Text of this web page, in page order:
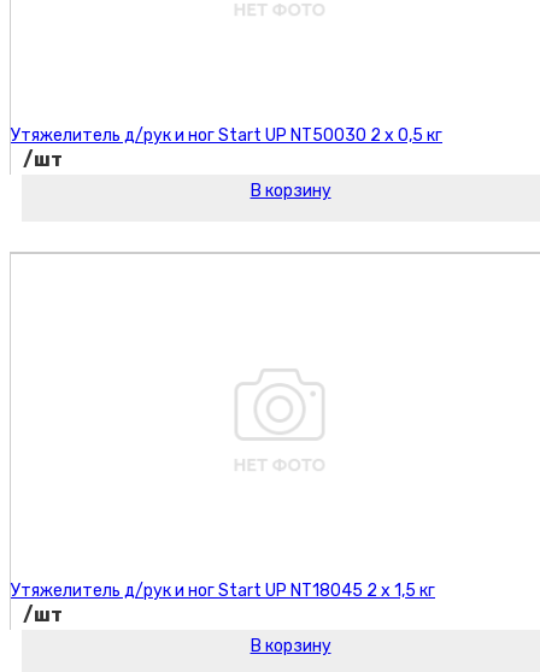
Утяжелитель д/рук и ног Start UP NT50030 2 х 0,5 кг
/шт
В корзину
Утяжелитель д/рук и ног Start UP NT18045 2 х 1,5 кг
/шт
В корзину